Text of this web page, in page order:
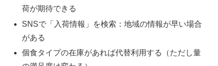
荷が期待できる
SNSで「入荷情報」を検索：地域の情報が早い場合
がある
個食タイプの在庫があれば代替利用する（ただし量